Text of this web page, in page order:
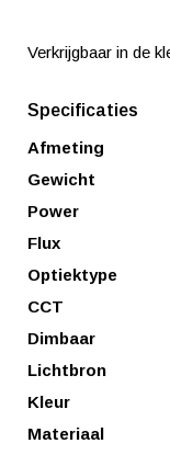
Verkrijgbaar in de
Specificaties
Afmeting
Gewicht
Power
Flux
Optiektype
CCT
Dimbaar
Lichtbron
Kleur
Materiaal